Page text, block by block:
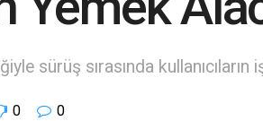
sürüş sırasında kullanıcıların
0 0